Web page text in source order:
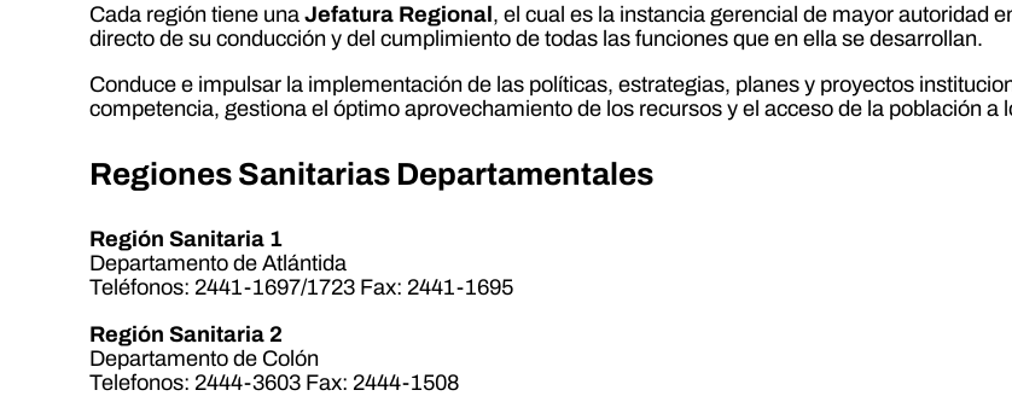
Cada región tiene unaJefatura Regional, el cual es la instancia gerencial de mayor autoridad
directo de su conducción y del cumplimiento de todas las funciones que en ella se desarrollan.
Conduce e impulsar la implementación de las políticas, estrategias, planes y proyectos
competencia, gestiona el óptimo aprovechamiento de los recursos y el acceso de la población a
Regiones Sanitarias Departamentales
Región Sanitaria 1
Departamento de Atlántida
Teléfonos: 2441-1697/1723 Fax: 2441-1695
Región Sanitaria 2
Departamento de Colón
Telefonos: 2444-3603 Fax: 2444-1508